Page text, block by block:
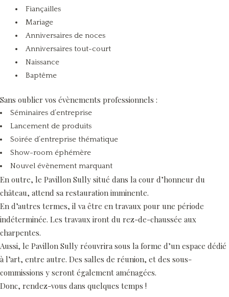
Fiançailles
Mariage
Anniversaires de noces
Anniversaires tout-court
Naissance
Baptême
Sans oublier vos évènements professionnels :
Séminaires d’entreprise
Lancement de produits
Soirée d’entreprise thématique
Show-room éphémère
Nouvel évènement marquant
En outre, le Pavillon Sully situé dans la cour d’honneur du
château, attend sa restauration imminente.
En d’autres termes, il va être en travaux pour une période
indéterminée. Les travaux iront du rez-de-chaussée aux
charpentes.
Aussi, le Pavillon Sully réouvrira sous la forme d’un espace dédié
à l’art, entre autre. Des salles de réunion, et des sous-
commissions y seront également aménagées.
Donc, rendez-vous dans quelques temps !